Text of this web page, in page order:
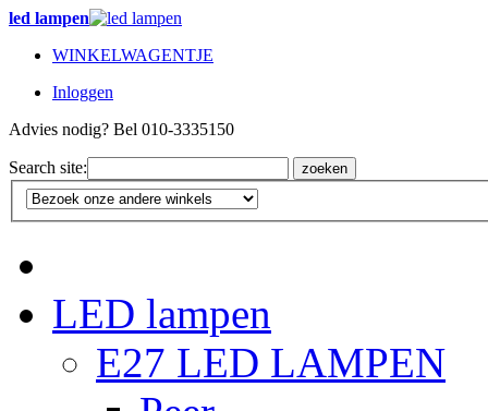
led lampen
WINKELWAGENTJE
Inloggen
Advies nodig? Bel 010-3335150
Search site: zoeken
LED lampen
E27 LED LAMPEN